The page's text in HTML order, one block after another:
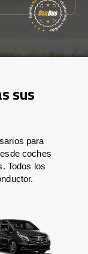
sus
para
coches
Todos los